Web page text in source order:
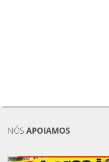
NÓS APOIAMOS